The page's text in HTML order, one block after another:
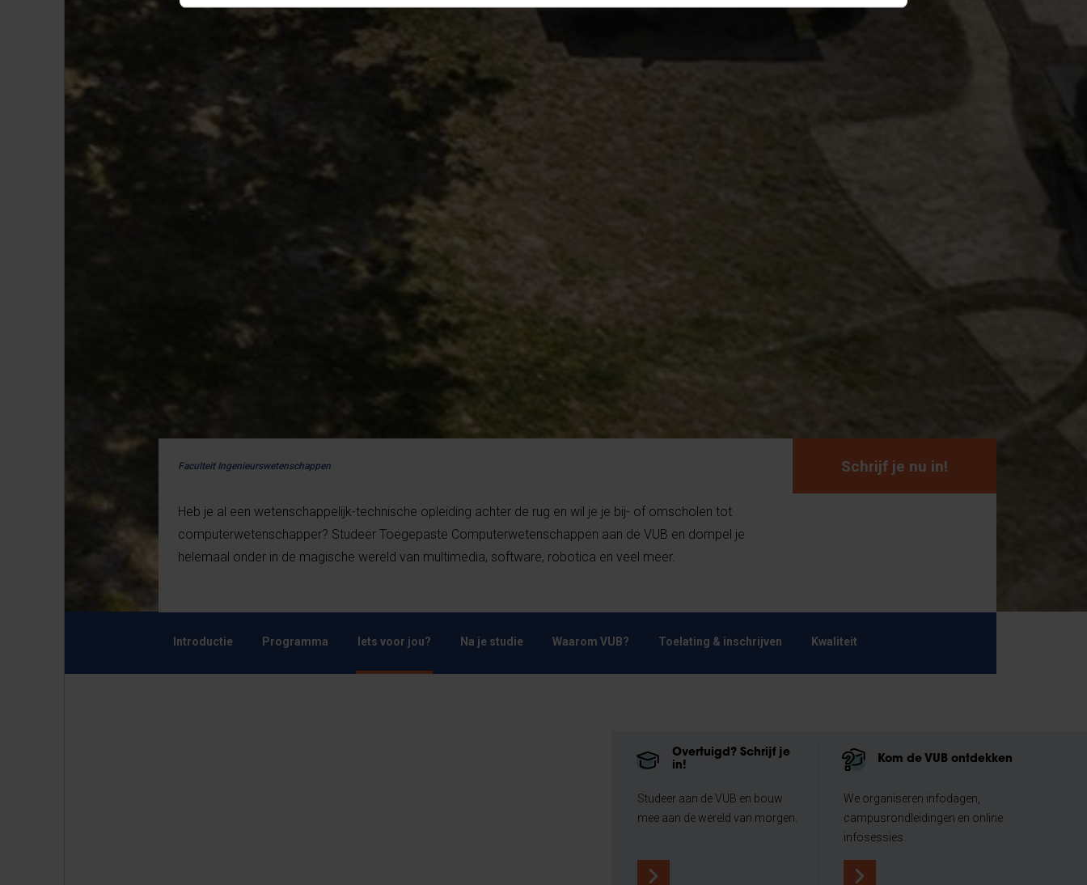
Faculteit Ingenieurswetenschappen
Heb je al een wetenschappelijk-technische opleiding achter de rug en wil je je bij- of omscholen tot
computerwetenschapper? Studeer Toegepaste Computerwetenschappen aan de VUB en dompel je
helemaal onder in de magische wereld van multimedia, software, robotica en veel meer.
Schrijf je nu in!
Introductie Programma Iets voor jou? Na je studie Waarom VUB? Toelating & inschrijven Kwaliteit
Overtuigd? Schrijf je
in!
Studeer aan de VUB en bouw
mee aan de wereld van morgen.
Kom de VUB ontdekken
We organiseren infodagen,
campusrondleidingen en online
infosessies.